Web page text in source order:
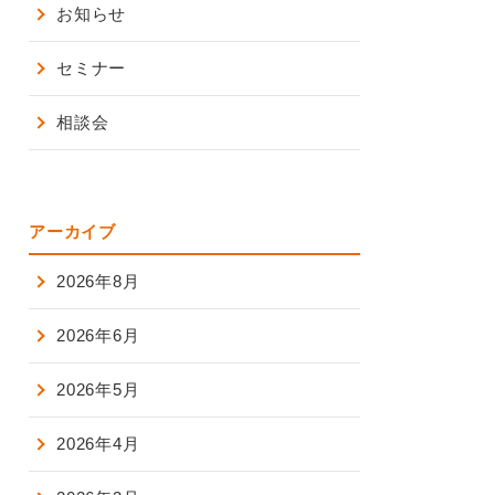
お知らせ
セミナー
相談会
アーカイブ
2026年8月
2026年6月
2026年5月
2026年4月